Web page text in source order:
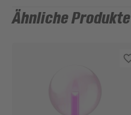
Ähnliche Produkte